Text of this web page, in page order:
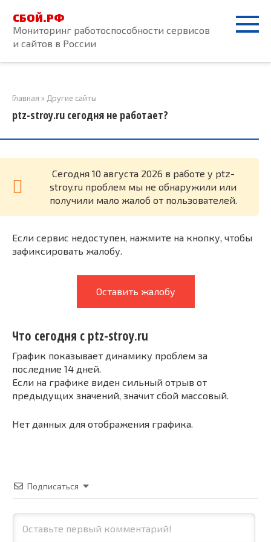
контенту
СБОЙ.РФ
Мониторинг работоспособности сервисов
и сайтов в России
Главная » Другие сайты
ptz-stroy.ru сегодня не работает?
Cегодня 10 августа 2026 в работе у ptz-
stroy.ru проблем мы не обнаружили или
получили мало жалоб от пользователей.
Если сервис недоступен, нажмите на кнопку, чтобы
зафиксировать жалобу.
Оставить жалобу
Что сегодня с ptz-stroy.ru
График показывает динамику проблем за
последние 14 дней.
Если на графике виден сильный отрыв от
предыдущих значений, значит сбой массовый.
Нет данных для отображения графика.
Подписаться